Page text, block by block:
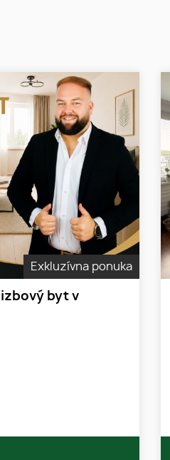
Exkluzívna ponuka
byt v